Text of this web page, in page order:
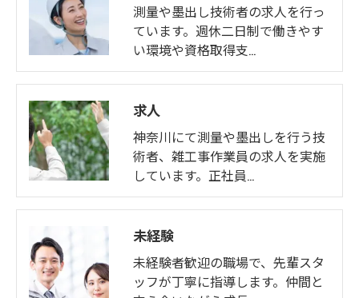
測量や墨出し技術者の求人を行っ
ています。週休二日制で働きやす
い環境や資格取得支…
求人
神奈川にて測量や墨出しを行う技
術者、雑工事作業員の求人を実施
しています。正社員…
未経験
未経験者歓迎の職場で、先輩スタ
ッフが丁寧に指導します。仲間と